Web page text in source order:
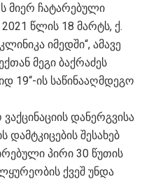
მიერ ჩატარებული
წლის 18 მარტს, ქ.
იმედში“, ამავე
მეგი ბაქრაძეს
19“-ის საწინააღმდეგო
დანერგვისა
დამტკიცების შესახებ
პირი 30 წუთის
ქვეშ უნდა